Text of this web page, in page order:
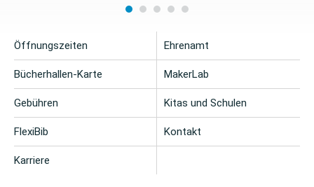
Öffnungszeiten
Bücherhallen-Karte
Gebühren
FlexiBib
Karriere
Ehrenamt
MakerLab
Kitas und Schulen
Kontakt